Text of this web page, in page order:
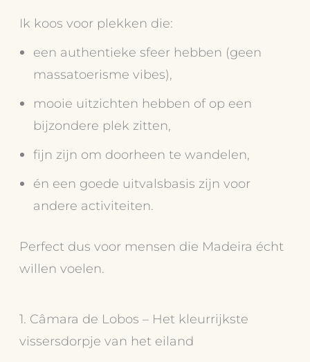
Ik koos voor plekken die:
een authentieke sfeer hebben (geen
massatoerisme vibes),
mooie uitzichten hebben of op een
bijzondere plek zitten,
fijn zijn om doorheen te wandelen,
én een goede uitvalsbasis zijn voor
andere activiteiten.
Perfect dus voor mensen die Madeira écht
willen voelen.
1. Câmara de Lobos – Het kleurrijkste
vissersdorpje van het eiland